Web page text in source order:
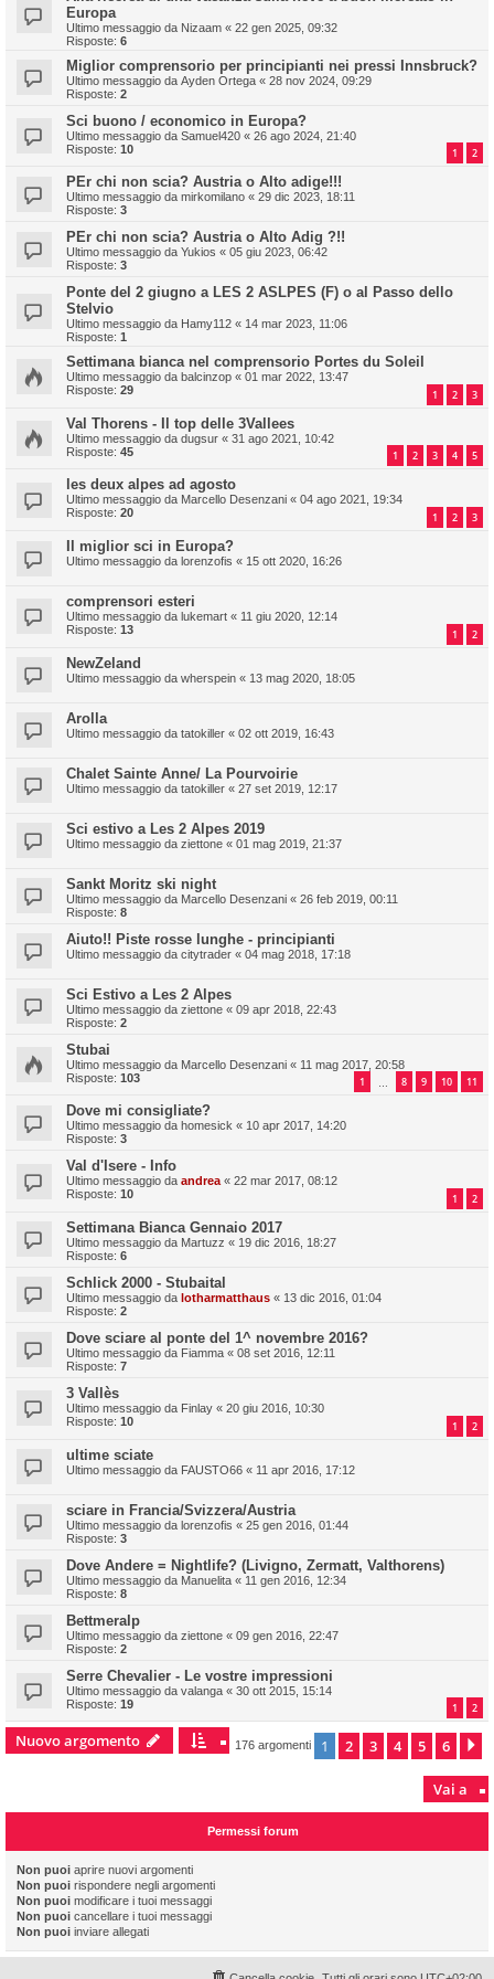
Europa
Ultimo messaggio da Nizaam « 22 gen 2025, 09:32
Risposte: 6
Miglior comprensorio per principianti nei pressi Innsbruck?
Ultimo messaggio da Ayden Ortega « 28 nov 2024, 09:29
Risposte: 2
Sci buono / economico in Europa?
Ultimo messaggio da Samuel420 « 26 ago 2024, 21:40
Risposte: 10 1 2
PEr chi non scia? Austria o Alto adige!!!
Ultimo messaggio da mirkomilano « 29 dic 2023, 18:11
Risposte: 3
PEr chi non scia? Austria o Alto Adig ?!!
Ultimo messaggio da Yukios « 05 giu 2023, 06:42
Risposte: 3
Ponte del 2 giugno a LES 2 ASLPES (F) o al Passo dello
Stelvio
Ultimo messaggio da Hamy112 « 14 mar 2023, 11:06
Risposte: 1
Settimana bianca nel comprensorio Portes du Soleil
Ultimo messaggio da balcinzop « 01 mar 2022, 13:47
Risposte: 29 1 2 3
Val Thorens - Il top delle 3Vallees
Ultimo messaggio da dugsur « 31 ago 2021, 10:42
Risposte: 45 1 2 3 4 5
les deux alpes ad agosto
Ultimo messaggio da Marcello Desenzani « 04 ago 2021, 19:34
Risposte: 20 1 2 3
Il miglior sci in Europa?
Ultimo messaggio da lorenzofis « 15 ott 2020, 16:26
comprensori esteri
Ultimo messaggio da lukemart « 11 giu 2020, 12:14
Risposte: 13 1 2
NewZeland
Ultimo messaggio da wherspein « 13 mag 2020, 18:05
Arolla
Ultimo messaggio da tatokiller « 02 ott 2019, 16:43
Chalet Sainte Anne/ La Pourvoirie
Ultimo messaggio da tatokiller « 27 set 2019, 12:17
Sci estivo a Les 2 Alpes 2019
Ultimo messaggio da ziettone « 01 mag 2019, 21:37
Sankt Moritz ski night
Ultimo messaggio da Marcello Desenzani « 26 feb 2019, 00:11
Risposte: 8
Aiuto!! Piste rosse lunghe - principianti
Ultimo messaggio da citytrader « 04 mag 2018, 17:18
Sci Estivo a Les 2 Alpes
Ultimo messaggio da ziettone « 09 apr 2018, 22:43
Risposte: 2
Stubai
Ultimo messaggio da Marcello Desenzani « 11 mag 2017, 20:58
Risposte: 103 1 8 9 10 11
Dove mi consigliate?
Ultimo messaggio da homesick « 10 apr 2017, 14:20
Risposte: 3
Val d'Isere - Info
Ultimo messaggio da andrea « 22 mar 2017, 08:12
Risposte: 10 1 2
Settimana Bianca Gennaio 2017
Ultimo messaggio da Martuzz « 19 dic 2016, 18:27
Risposte: 6
Schlick 2000 - Stubaital
Ultimo messaggio da lotharmatthaus « 13 dic 2016, 01:04
Risposte: 2
Dove sciare al ponte del 1^ novembre 2016?
Ultimo messaggio da Fiamma « 08 set 2016, 12:11
Risposte: 7
3 Vallès
Ultimo messaggio da Finlay « 20 giu 2016, 10:30
Risposte: 10 1 2
ultime sciate
Ultimo messaggio da FAUSTO66 « 11 apr 2016, 17:12
sciare in Francia/Svizzera/Austria
Ultimo messaggio da lorenzofis « 25 gen 2016, 01:44
Risposte: 3
Dove Andere = Nightlife? (Livigno, Zermatt, Valthorens)
Ultimo messaggio da Manuelita « 11 gen 2016, 12:34
Risposte: 8
Bettmeralp
Ultimo messaggio da ziettone « 09 gen 2016, 22:47
Risposte: 2
Serre Chevalier - Le vostre impressioni
Ultimo messaggio da valanga « 30 ott 2015, 15:14
Risposte: 19 1 2
Nuovo argomento 176 argomenti 1 2 3 4 5 6
Vai a
Permessi forum
Non puoi aprire nuovi argomenti
Non puoi rispondere negli argomenti
Non puoi modificare i tuoi messaggi
Non puoi cancellare i tuoi messaggi
Non puoi inviare allegati